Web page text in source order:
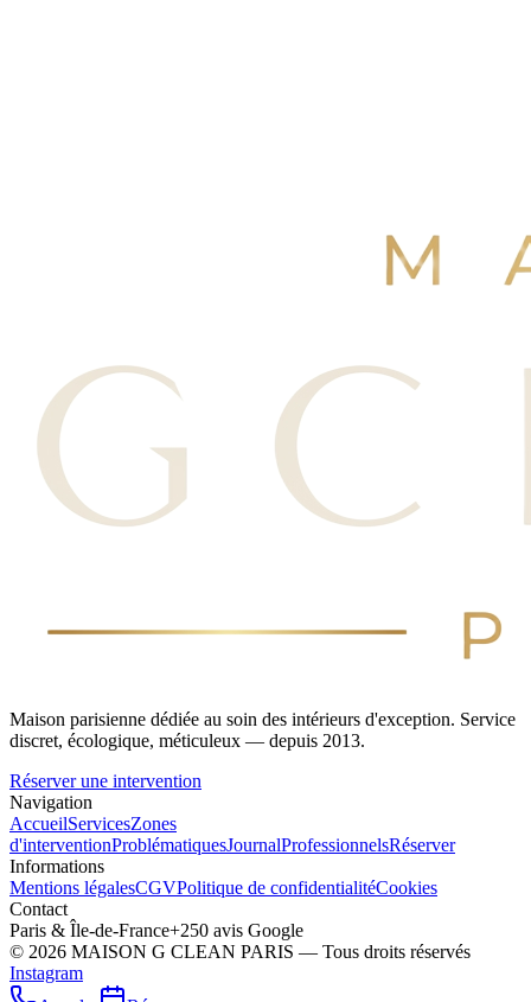
Maison parisienne dédiée au soin des intérieurs d'exception. Service
discret, écologique, méticuleux — depuis 2013.
Réserver une intervention
Navigation
AccueilServicesZones
d'interventionProblématiquesJournalProfessionnelsRéserver
Informations
Mentions légalesCGVPolitique de confidentialitéCookies
Contact
Paris & Île-de-France+250 avis Google
© 2026 MAISON G CLEAN PARIS — Tous droits réservés
Instagram